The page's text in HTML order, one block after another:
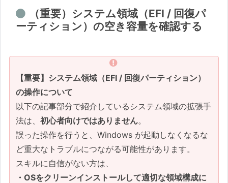
（重要）システム領域（EFI / 回復パ
ーティション）の空き容量を確認する
【重要】システム領域（EFI / 回復パーティション）
の操作について
以下の記事部分で紹介しているシステム領域の拡張手
法は、初心者向けではありません。
誤った操作を行うと、Windows が起動しなくなるな
ど重大なトラブルにつながる可能性があります。
スキルに自信がない方は、
・OSをクリーンインストールして適切な領域構成に